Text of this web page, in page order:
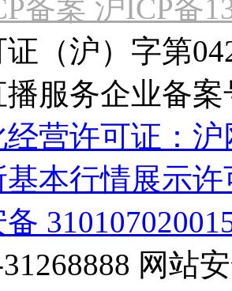
备案 沪ICP备
（沪）字第
服务企业备案
经营许可证：
本行情展示许
网站